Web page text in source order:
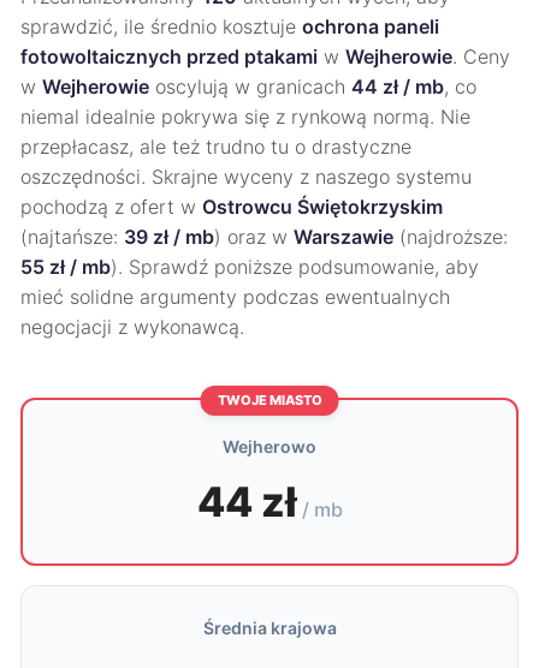
sprawdzić, ile średnio kosztuje ochrona paneli
fotowoltaicznych przed ptakami w Wejherowie. Ceny
w Wejherowie oscylują w granicach 44 zł / mb, co
niemal idealnie pokrywa się z rynkową normą. Nie
przepłacasz, ale też trudno tu o drastyczne
oszczędności. Skrajne wyceny z naszego systemu
pochodzą z ofert w Ostrowcu Świętokrzyskim
(najtańsze: 39 zł / mb) oraz w Warszawie (najdroższe:
55 zł / mb). Sprawdź poniższe podsumowanie, aby
mieć solidne argumenty podczas ewentualnych
negocjacji z wykonawcą.
TWOJE MIASTO
Wejherowo
44 zł / mb
Średnia krajowa